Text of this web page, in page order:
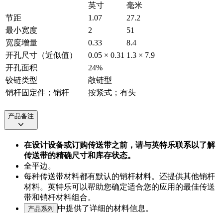
英寸
毫米
节距
1.07
27.2
最小宽度
2
51
宽度增量
0.33
8.4
开孔尺寸（近似值）
0.05 × 0.31 1.3 × 7.9
开孔面积
24%
铰链类型
敞链型
销杆固定件；销杆
按紧式；有头
产品备注
在设计设备或订购传送带之前，请与英特乐联系以了解
传送带的精确尺寸和库存状态。
全平边。
每种传送带材料都有默认的销杆材料。还提供其他销杆
材料。英特乐可以帮助您确定适合您的应用的最佳传送
带和销杆材料组合。
产品系列
中提供了详细的材料信息。